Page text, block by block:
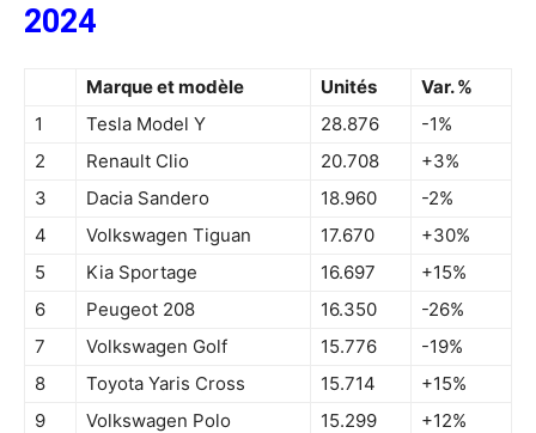
2024
Marque et modèle Unités
Var. %
1
Tesla Model Y 28.876
-1%
2
Renault Clio 20.708
+3%
3
Dacia Sandero 18.960
-2%
4
Volkswagen Tiguan 17.670
+30%
5
Kia Sportage 16.697
+15%
6
Peugeot 208 16.350
-26%
7
Volkswagen Golf 15.776
-19%
8
Toyota Yaris Cross 15.714
+15%
9
Volkswagen Polo 15.299
+12%